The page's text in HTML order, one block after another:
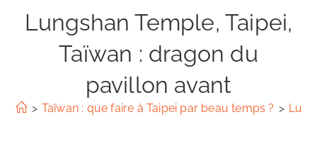
Lungshan Temple, Taipei,
Taïwan : dragon du
pavillon avant
> Taïwan : que faire à Taipei par beau temps ? >